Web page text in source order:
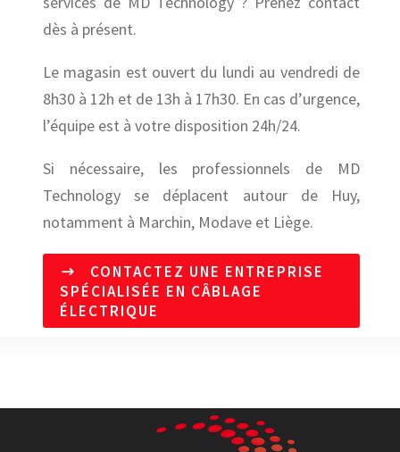
dès à présent.
Le magasin est ouvert du lundi au vendredi de
8h30 à 12h et de 13h à 17h30. En cas d’urgence,
l’équipe est à votre disposition 24h/24.
Si nécessaire, les professionnels de MD
Technology se déplacent autour de Huy,
notamment à Marchin, Modave et Liège.
CONTACTEZ UNE ENTREPRISE
SPÉCIALISÉE EN CÂBLAGE
ÉLECTRIQUE